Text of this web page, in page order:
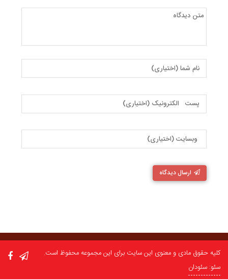
ارسال دیدگاه
کلیه حقوق مادی و معنوی این سایت برای این مجموعه محفوظ است.
سئو: سئودان